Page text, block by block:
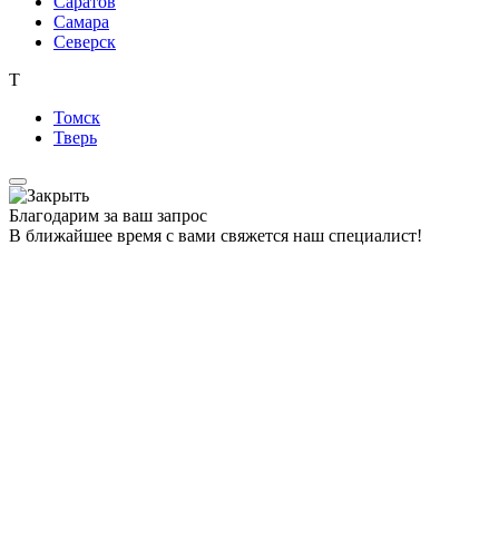
Самара
Северск
Т
Томск
Тверь
Благодарим за ваш запрос
В ближайшее время с вами свяжется наш специалист!